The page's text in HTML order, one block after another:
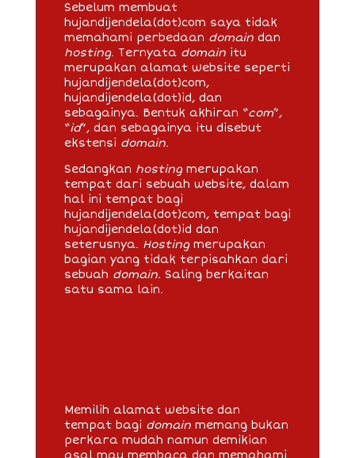
Sebelum membuat
hujandijendela(dot)com saya tidak
memahami perbedaan domaindan
hosting. Ternyata domainitu
merupakan alamat website seperti
hujandijendela(dot)com,
hujandijendela(dot)id, dan
sebagainya. Bentuk akhiran “com”,
“id”, dan sebagainya itu disebut
ekstensi domain.
Sedangkan hostingmerupakan
tempat dari sebuah website, dalam
hal ini tempat bagi
hujandijendela(dot)com, tempat bagi
hujandijendela(dot)id dan
seterusnya. Hostingmerupakan
bagian yang tidak terpisahkan dari
sebuah domain. Saling berkaitan
satu sama lain.
Memilih alamat website dan
tempat bagi domainmemang bukan
perkara mudah namun demikian